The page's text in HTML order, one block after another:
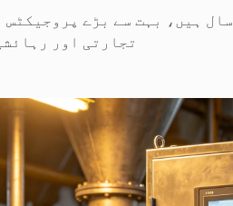
ہمیں صنعتی تجربہ اور ٹیکنیکل ٹیم کے 12
تجارتی اور